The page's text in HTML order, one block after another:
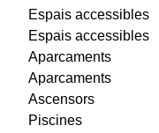
Espais accessibles
Espais accessibles
Aparcaments
Aparcaments
Ascensors
Piscines